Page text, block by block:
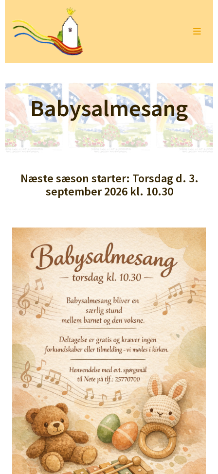
Babysalmesang
Næste sæson starter: Torsdag d. 3.
september 2026 kl. 10.30